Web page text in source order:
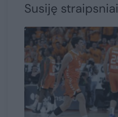
Susiję straipsniai